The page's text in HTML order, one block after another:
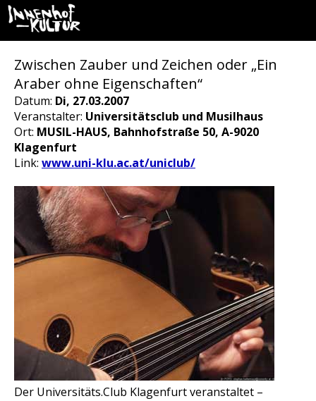
Zwischen Zauber und Zeichen oder „Ein
Araber ohne Eigenschaften“
Datum: Di, 27.03.2007
Veranstalter: Universitätsclub und Musilhaus
Ort: MUSIL-HAUS, Bahnhofstraße 50, A-9020
Klagenfurt
Link: www.uni-klu.ac.at/uniclub/
Der Universitäts.Club Klagenfurt veranstaltet –